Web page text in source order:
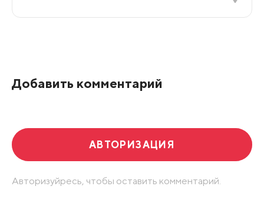
Добавить комментарий
АВТОРИЗАЦИЯ
Авторизуйресь, чтобы оставить комментарий.